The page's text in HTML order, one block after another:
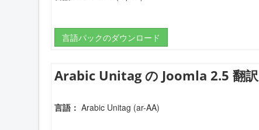
言語パックのダウンロード
Arabic Unitag の Joomla 2.5 翻訳
言語： Arabic Unitag (ar-AA)